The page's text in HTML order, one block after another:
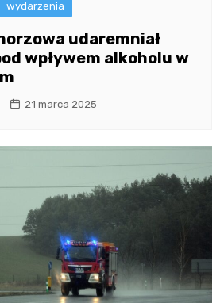
wydarzenia
udaremniał
wpływem alkoholu w
21 marca 2025